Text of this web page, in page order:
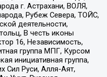
г. Астрахани, ВОЛЯ,
Рубеж Севера, ТОЙС,
деятельности,
В честь иконы
16, Независимость,
группа МПГ, Курсом
инициативная группа,
Сил Руси, Алля-Аят,